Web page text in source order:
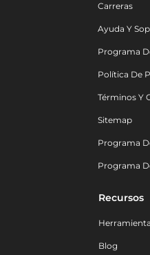
Carreras
Ayuda Y
Programa
Política De
Términos Y
Sitemap
Programa
Programa
Recursos
Blog